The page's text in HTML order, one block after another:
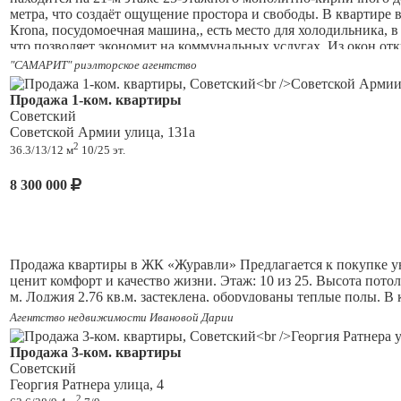
ЧТО ВЫ ПОЛУЧИТЕ КУПИВ ЭТУ КВАРТИРУ У НАС:
- Новому собственнику в подарок сертификат в Hoff на 50
планируете использовать средства от продажи Вашей
Звоните, договоримся о просмотре! Эта квартира ждёт именно
метра, что создаёт ощущение простора и свободы. В
Кrona, посудомоечная машина,, есть место для холодильника,
что позволяет экономит на коммунальных услугах. Из окон
предусмотрена детская площадка, а для любителей активного
магазины, школы, детские сады и остановки общественного
Торг реальному покупателю.
Общая площадь 39 (35,7 по документам) м2, жилая 17 м2, кухня
"САМАРИТ" риэлторское агентство
Продажа 1-ком. квартиры
Советский
Советской Армии улица, 131а
36.3/13/12 м2 10/25 эт.
8 300 000
Продажа квартиры в ЖК «Журавли» Предлагается к покупке
ценит комфорт и качество жизни. Этаж: 10 из 25. Высота
м. Лоджия 2.76 кв.м, застеклена, оборудованы теплые полы.
открывается прекрасный вид на озеро. В квартире есть все
отличается высоким качеством строительства и
площадки. В шаговой доступности Экономическая академия,
одном из лучших районов Самары. Звоните и приходите на
Агентство недвижимости Ивановой Дарии
Продажа 3-ком. квартиры
Советский
Георгия Ратнера улица, 4
2